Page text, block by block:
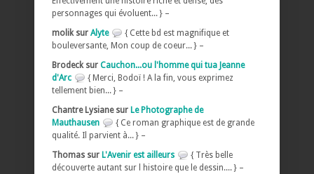
personnages qui évoluent... } –
molik sur Alyte
{ Cette bd est magnifique et
bouleversante, Mon coup de coeur... } –
Brodeck sur Cauchon...ou l'homme qui tua Jeanne
d'Arc
{ Merci, Bodoï ! A la fin, vous exprimez
tellement bien... } –
Chantre Lysiane sur Le Photographe de
Mauthausen
{ Ce roman graphique est de grande
qualité. Il parvient à... } –
Thomas sur L'Avenir est ailleurs
{ Très belle
découverte autant sur l histoire que le dessin.... } –